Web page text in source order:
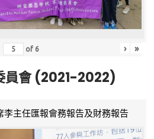
of 6 › »
員會 (2021-2022)
李主任匯報會務報告及財務報告